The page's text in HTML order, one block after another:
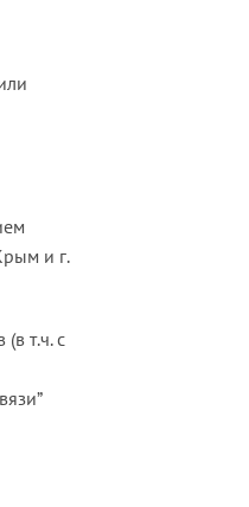
и г.
т.ч. с